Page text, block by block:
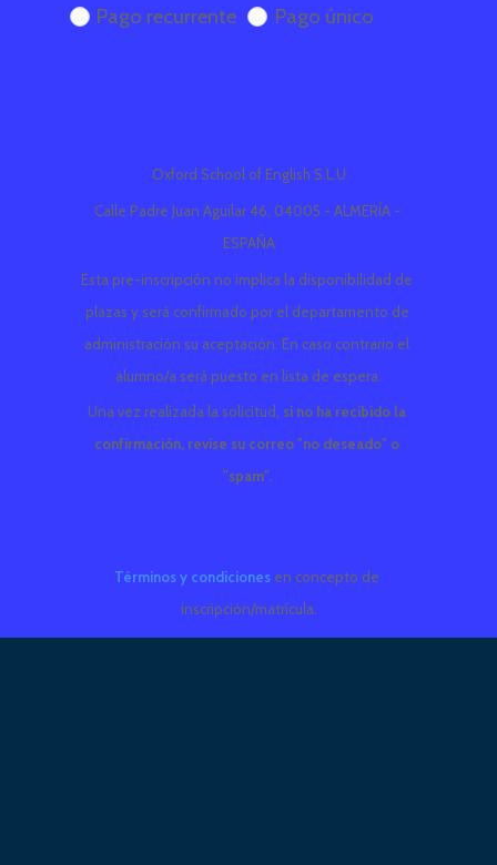
Pago recurrente Pago único
Oxford School of English S.L.U
Calle Padre Juan Aguilar 46, 04005 - ALMERÍA -
ESPAÑA
Esta pre-inscripción no implica la disponibilidad de
plazas y será confirmado por el departamento de
administración su aceptación. En caso contrario el
alumno/a será puesto en lista de espera.
Una vez realizada la solicitud, si no ha recibido la
confirmación, revise su correo "no deseado" o
"spam".
Términos y condiciones en concepto de
inscripción/matrícula.